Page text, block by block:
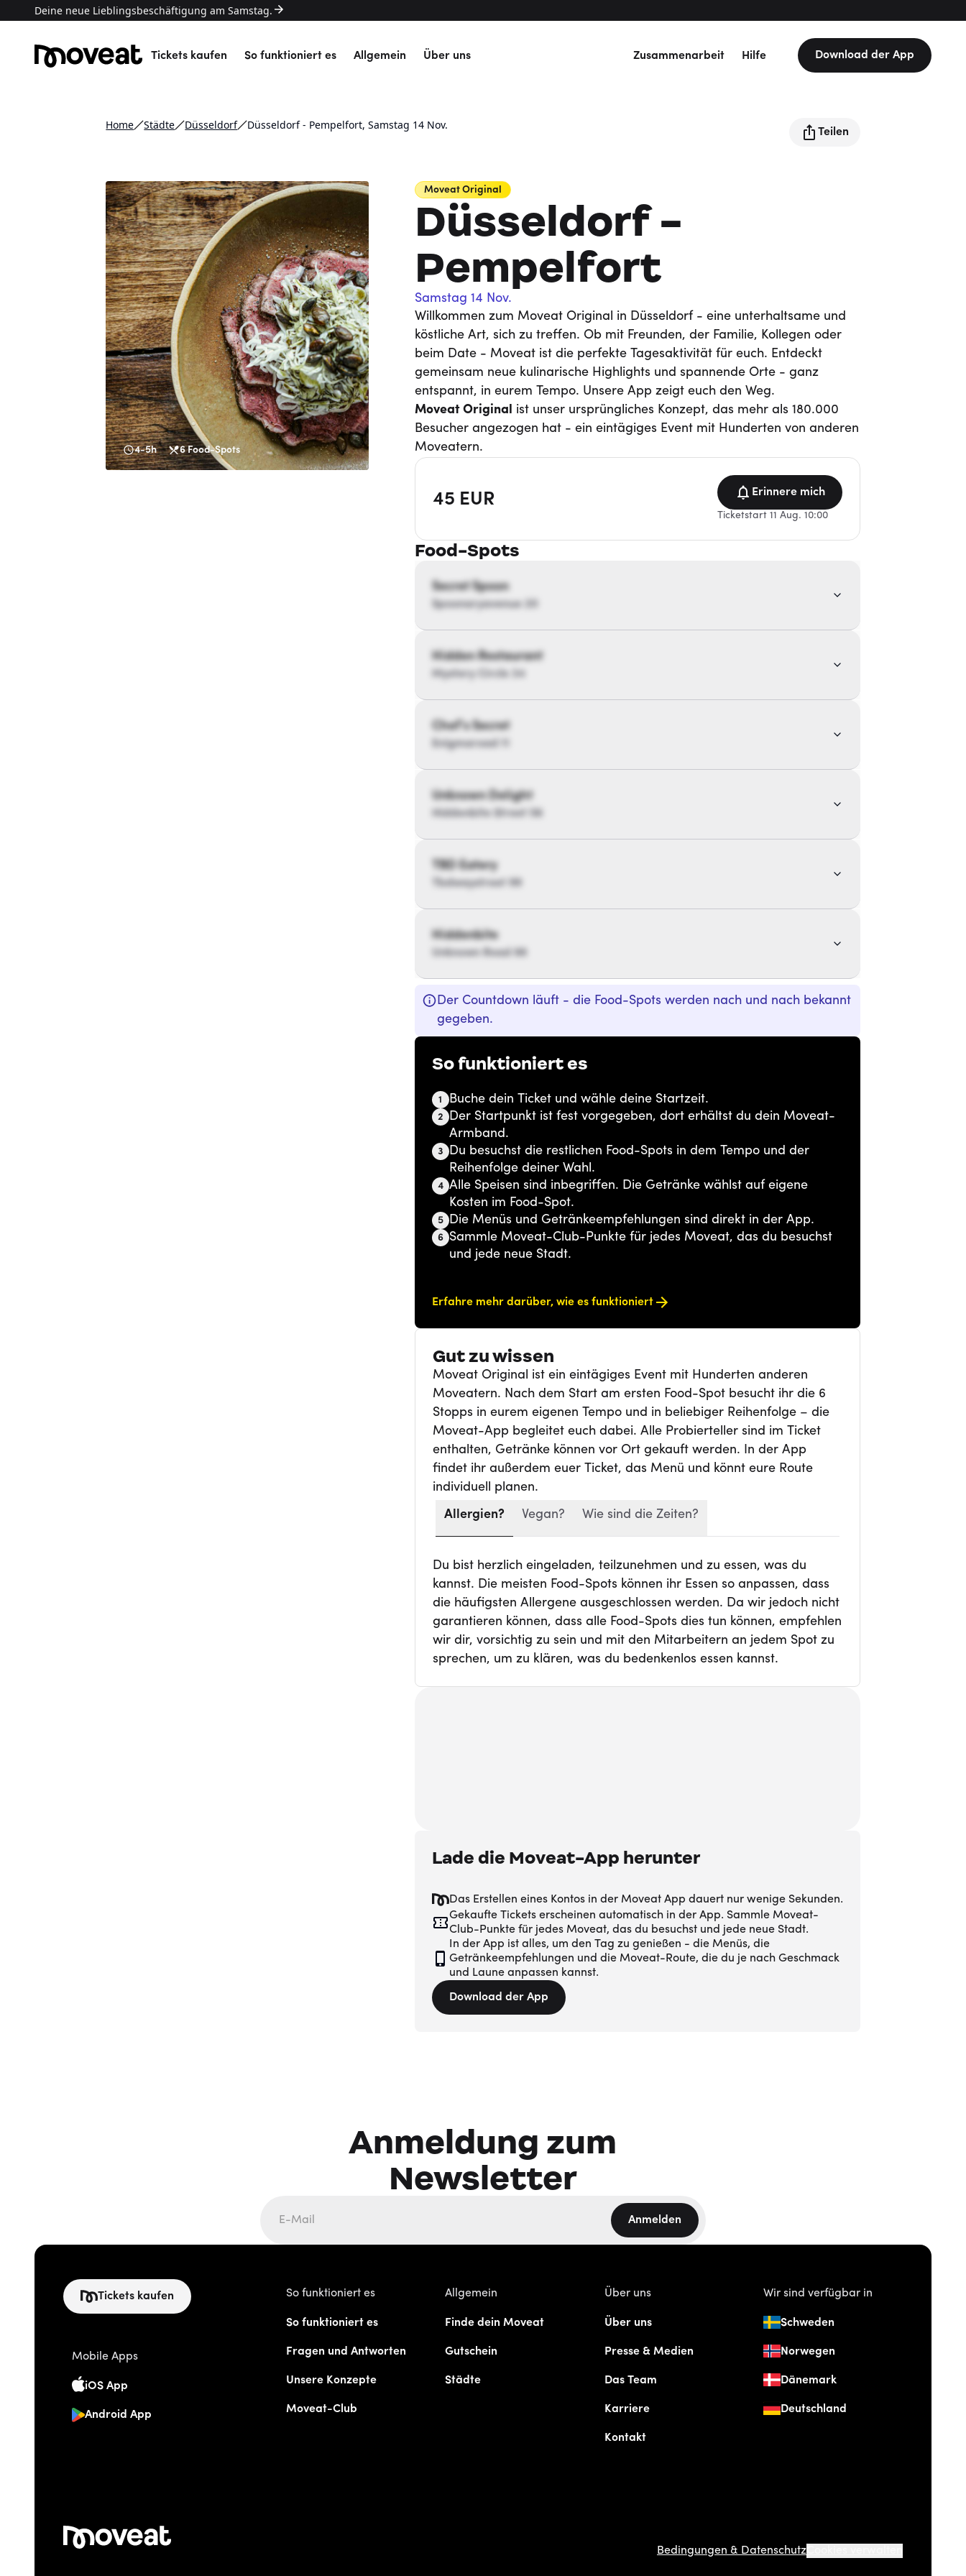
Deine neue Lieblingsbeschäftigung am Samstag.
Tickets kaufen So funktioniert es Allgemein Über uns Zusammenarbeit Hilfe Download der App
Home Städte Düsseldorf Düsseldorf - Pempelfort, Samstag 14 Nov.
Teilen
4-5h 6 Food-Spots
Moveat Original
Düsseldorf -
Pempelfort
Samstag 14 Nov.
Willkommen zum Moveat Original in Düsseldorf - eine unterhaltsame und
köstliche Art, sich zu treffen. Ob mit Freunden, der Familie, Kollegen oder
beim Date - Moveat ist die perfekte Tagesaktivität für euch. Entdeckt
gemeinsam neue kulinarische Highlights und spannende Orte - ganz
entspannt, in eurem Tempo. Unsere App zeigt euch den Weg.
Moveat Original ist unser ursprüngliches Konzept, das mehr als 180.000
Besucher angezogen hat - ein eintägiges Event mit Hunderten von anderen
Moveatern.
45 EUR Erinnere mich
Ticketstart 11 Aug. 10:00
Food-Spots
Secret Spoon
Spoonaryavenue 20
Hidden Restaurant
Mystery Circle 34
Chef’s Secret
Enigmaroad 11
Unknown Delight
Hiddenbite Street 56
TBD Eatery
Tbdwaystreet 99
Hiddenbite
Unknown Road 88
Der Countdown läuft - die Food-Spots werden nach und nach bekannt
gegeben.
So funktioniert es
1 Buche dein Ticket und wähle deine Startzeit.
2 Der Startpunkt ist fest vorgegeben, dort erhältst du dein Moveat-
Armband.
3 Du besuchst die restlichen Food-Spots in dem Tempo und der
Reihenfolge deiner Wahl.
4 Alle Speisen sind inbegriffen. Die Getränke wählst auf eigene
Kosten im Food-Spot.
5 Die Menüs und Getränkeempfehlungen sind direkt in der App.
6 Sammle Moveat-Club-Punkte für jedes Moveat, das du besuchst
und jede neue Stadt.
Erfahre mehr darüber, wie es funktioniert
Gut zu wissen
Moveat Original ist ein eintägiges Event mit Hunderten anderen
Moveatern. Nach dem Start am ersten Food-Spot besucht ihr die 6
Stopps in eurem eigenen Tempo und in beliebiger Reihenfolge – die
Moveat-App begleitet euch dabei. Alle Probierteller sind im Ticket
enthalten, Getränke können vor Ort gekauft werden. In der App
findet ihr außerdem euer Ticket, das Menü und könnt eure Route
individuell planen.
Allergien?
Vegan? Wie sind die Zeiten?
Du bist herzlich eingeladen, teilzunehmen und zu essen, was du
kannst. Die meisten Food-Spots können ihr Essen so anpassen, dass
die häufigsten Allergene ausgeschlossen werden. Da wir jedoch nicht
garantieren können, dass alle Food-Spots dies tun können, empfehlen
wir dir, vorsichtig zu sein und mit den Mitarbeitern an jedem Spot zu
sprechen, um zu klären, was du bedenkenlos essen kannst.
Lade die Moveat-App herunter
Das Erstellen eines Kontos in der Moveat App dauert nur wenige Sekunden.
Gekaufte Tickets erscheinen automatisch in der App. Sammle Moveat-
Club-Punkte für jedes Moveat, das du besuchst und jede neue Stadt.
In der App ist alles, um den Tag zu genießen - die Menüs, die
Getränkeempfehlungen und die Moveat-Route, die du je nach Geschmack
und Laune anpassen kannst.
Download der App
Anmeldung zum
Newsletter
Anmelden
Tickets kaufen
Mobile Apps
iOS App
Android App
So funktioniert es
So funktioniert es
Fragen und Antworten
Unsere Konzepte
Moveat-Club
Allgemein
Finde dein Moveat
Gutschein
Städte
Über uns
Über uns
Presse & Medien
Das Team
Karriere
Kontakt
Wir sind verfügbar in
Schweden
Norwegen
Dänemark
Deutschland
Bedingungen & Datenschutz